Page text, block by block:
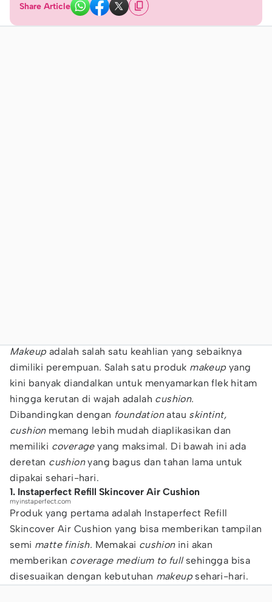
Share Article
Makeup adalah salah satu keahlian yang sebaiknya
dimiliki perempuan. Salah satu produk makeup yang
kini banyak diandalkan untuk menyamarkan flek hitam
hingga kerutan di wajah adalah cushion.
Dibandingkan dengan foundationatau skintint,
cushionmemang lebih mudah diaplikasikan dan
memiliki coverageyang maksimal. Di bawah ini ada
deretan cushionyang bagus dan tahan lama untuk
dipakai sehari-hari.
1. Instaperfect Refill Skincover Air Cushion
myinstaperfect.com
Produk yang pertama adalah Instaperfect Refill
Skincover Air Cushion yang bisa memberikan tampilan
semi matte finish. Memakai cushionini akan
memberikan coverage medium to fullsehingga bisa
disesuaikan dengan kebutuhan makeup sehari-hari.